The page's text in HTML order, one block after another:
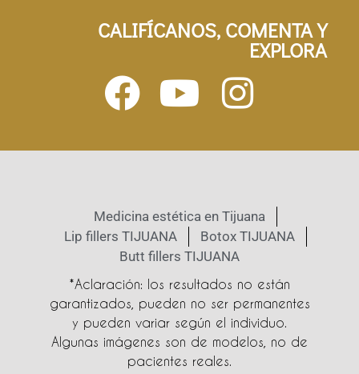
CALIFÍCANOS, COMENTA Y
EXPLORA
Medicina estética en Tijuana
Lip fillers TIJUANA
Botox TIJUANA
Butt fillers TIJUANA
*Aclaración: los resultados no están
garantizados, pueden no ser permanentes
y pueden variar según el individuo.
Algunas imágenes son de modelos, no de
pacientes reales.